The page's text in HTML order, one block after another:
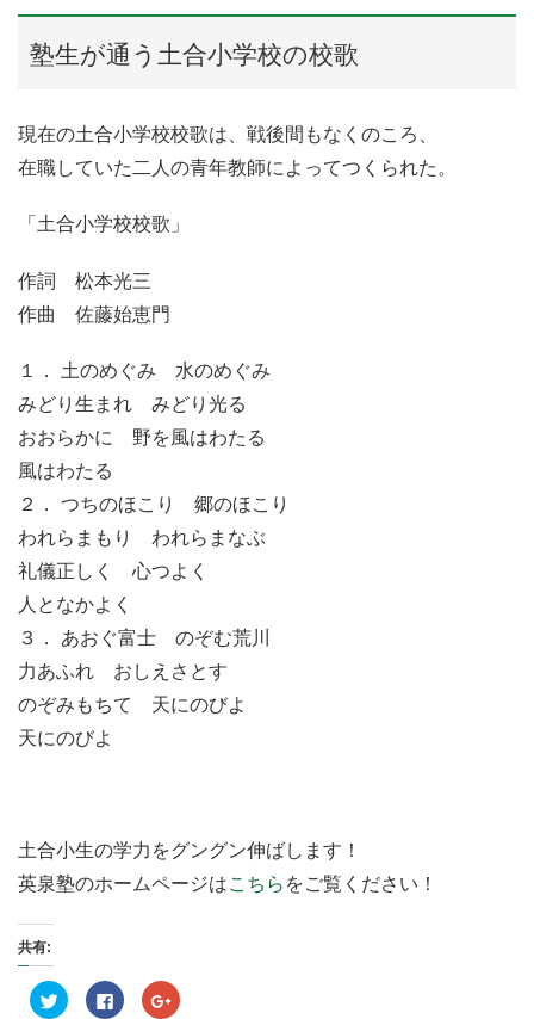
塾生が通う土合小学校の校歌
現在の土合小学校校歌は、戦後間もなくのころ、
在職していた二人の青年教師によってつくられた。
「土合小学校校歌」
作詞 松本光三
作曲 佐藤始恵門
１． 土のめぐみ 水のめぐみ
みどり生まれ みどり光る
おおらかに 野を風はわたる
風はわたる
２． つちのほこり 郷のほこり
われらまもり われらまなぶ
礼儀正しく 心つよく
人となかよく
３． あおぐ富士 のぞむ荒川
力あふれ おしえさとす
のぞみもちて 天にのびよ
天にのびよ
土合小生の学力をグングン伸ばします！
英泉塾のホームページはこちら をご覧ください！
共有:
ク
リ
F
a
ク
リ